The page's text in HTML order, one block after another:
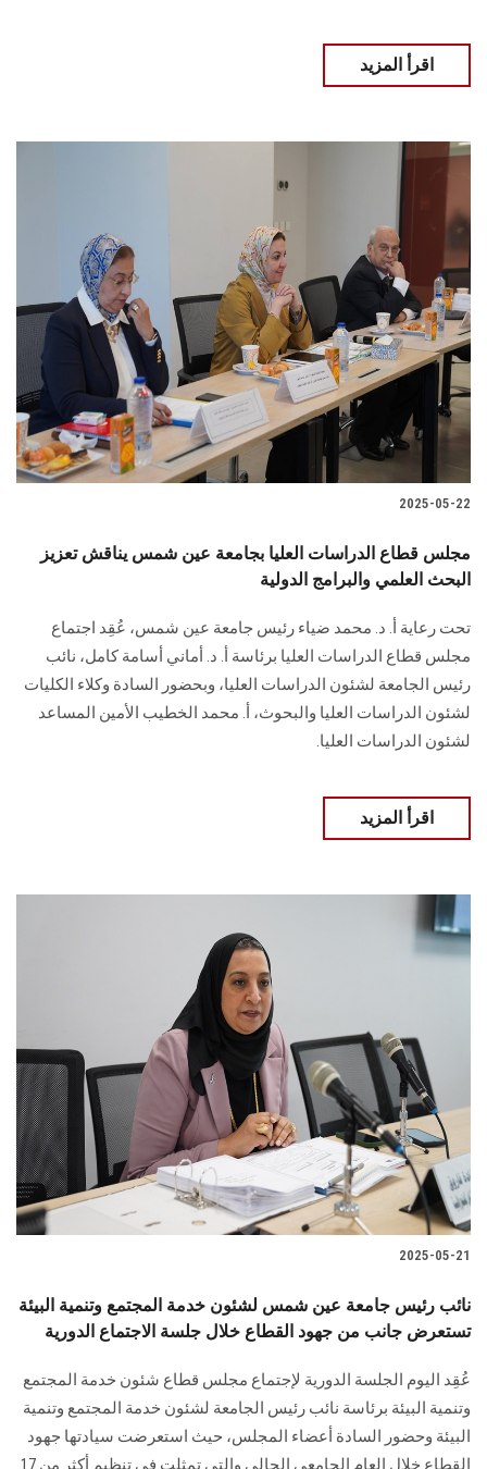
اقرأ المزيد
2025-05-22
مجلس قطاع الدراسات العليا بجامعة عين شمس يناقش تعزيز
البحث العلمي والبرامج الدولية
تحت رعاية أ. د. محمد ضياء رئيس جامعة عين شمس، عُقِد اجتماع
مجلس قطاع الدراسات العليا برئاسة أ. د. أماني أسامة كامل، نائب
رئيس الجامعة لشئون الدراسات العليا، وبحضور السادة وكلاء الكليات
لشئون الدراسات العليا والبحوث، أ. محمد الخطيب الأمين المساعد
لشئون الدراسات العليا.
اقرأ المزيد
2025-05-21
نائب رئيس جامعة عين شمس لشئون خدمة المجتمع وتنمية البيئة
تستعرض جانب من جهود القطاع خلال جلسة الاجتماع الدورية
عُقِد اليوم الجلسة الدورية لإجتماع مجلس قطاع شئون خدمة المجتمع
وتنمية البيئة برئاسة نائب رئيس الجامعة لشئون خدمة المجتمع وتنمية
البيئة وحضور السادة أعضاء المجلس، حيث استعرضت سيادتها جهود